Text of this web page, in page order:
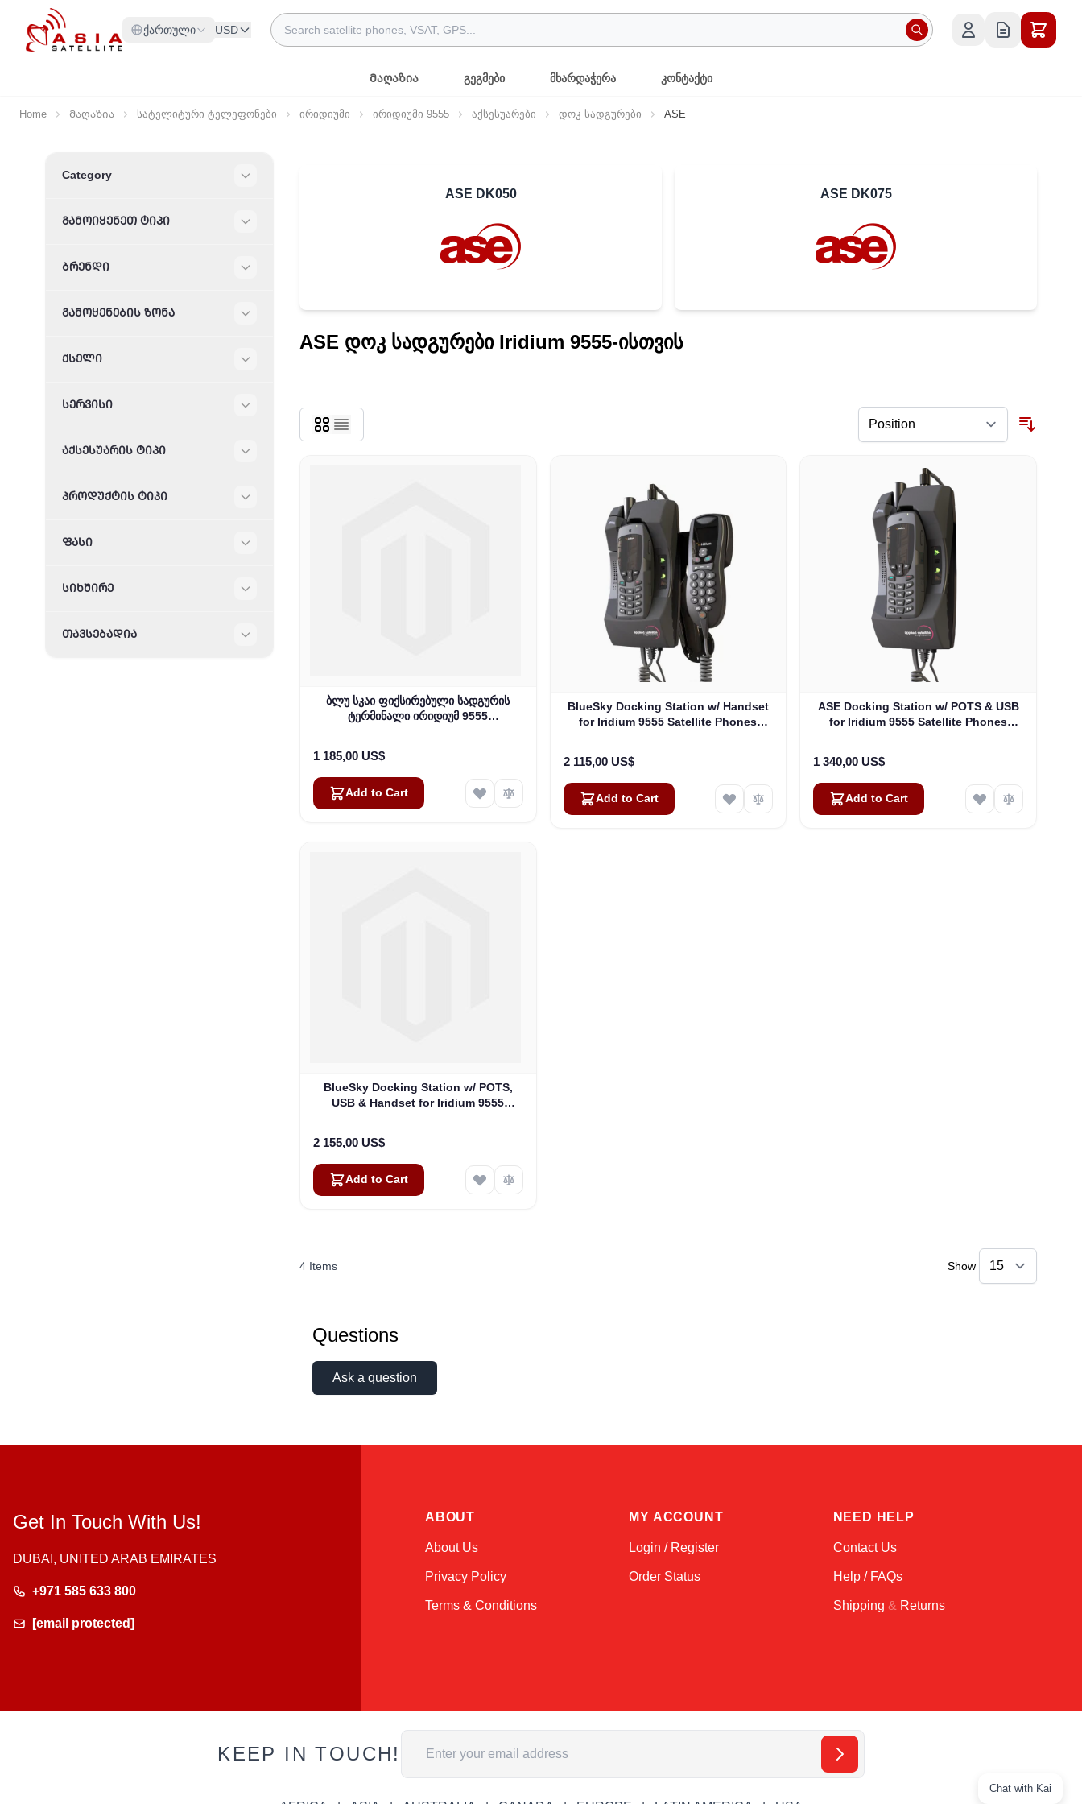
Skip to Content
ქართული USD
Search
Მაღაზია გეგმები მხარდაჭერა კონტაქტი
Home Მაღაზია სატელიტური ტელეფონები ირიდიუმი ირიდიუმი 9555 აქსესუარები დოკ სადგურები ASE
Skip to product list
Category
ᲒᲐᲛᲝᲘᲧᲔᲜᲔᲗ ᲢᲘᲞᲘ
ᲑᲠᲔᲜᲓᲘ
ᲒᲐᲛᲝᲧᲔᲜᲔᲑᲘᲡ ᲖᲝᲜᲐ
ᲥᲡᲔᲚᲘ
ᲡᲔᲠᲕᲘᲡᲘ
ᲐᲥᲡᲔᲡᲣᲐᲠᲘᲡ ᲢᲘᲞᲘ
ᲞᲠᲝᲓᲣᲥᲢᲘᲡ ᲢᲘᲞᲘ
ᲤᲐᲡᲘ
ᲡᲘᲮᲨᲘᲠᲔ
ᲗᲐᲕᲡᲔᲑᲐᲓᲘᲐ
ASE DK050 ASE DK075
ASE დოკ სადგურები Iridium 9555-ისთვის
ბლუ სკაი ფიქსირებული სადგურის
ტერმინალი ირიდიუმ 9555
1 185,00 US$
Add to Cart
BlueSky Docking Station w/ Handset
for Iridium 9555 Satellite Phones
2 115,00 US$
Add to Cart
ASE Docking Station w/ POTS & USB
for Iridium 9555 Satellite Phones
1 340,00 US$
Add to Cart
BlueSky Docking Station w/ POTS,
USB & Handset for Iridium 9555
2 155,00 US$
Add to Cart
4 Items Show
Questions
Ask a question
Get In Touch With Us!
DUBAI, UNITED ARAB EMIRATES
+971 585 633 800
[email protected]
ABOUT
About Us
Privacy Policy
Terms & Conditions
MY ACCOUNT
Login / Register
Order Status
NEED HELP
Contact Us
Help / FAQs
Shipping & Returns
KEEP IN TOUCH!
Email Address
Chat with Kai